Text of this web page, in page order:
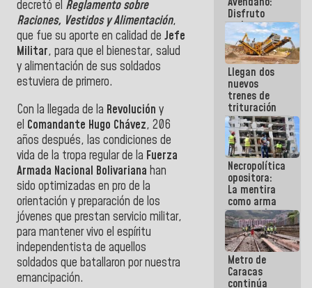
decretó el Reglamento sobre
Raciones, Vestidos y Alimentación,
que fue su aporte en calidad de Jefe
Militar, para que el bienestar, salud
y alimentación de sus soldados
estuviera de primero.
Con la llegada de la Revolución y
el Comandante Hugo Chávez, 206
años después, las condiciones de
vida de la tropa regular de la Fuerza
Armada Nacional Bolivariana han
sido optimizadas en pro de la
orientación y preparación de los
jóvenes que prestan servicio militar,
para mantener vivo el espíritu
independentista de aquellos
soldados que batallaron por nuestra
emancipación.
Disfruto
cada vez
que escribes
porque lo
que haces
es
embarrarla
Llegan dos
nuevos
trenes de
trituración
para
optimizar
manejo de
escombros
en La Guaira
Necropolítica
opositora:
La mentira
como arma
contra el
Pueblo
Metro de
Caracas
continúa